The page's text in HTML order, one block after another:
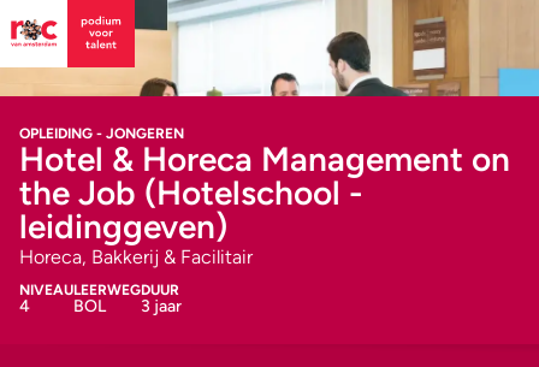
OPLEIDING - JONGEREN
Hotel & Horeca Management on
the Job (Hotelschool -
leidinggeven)
Horeca, Bakkerij & Facilitair
NIVEAU
4
LEERWEG
BOL
DUUR
3 jaar